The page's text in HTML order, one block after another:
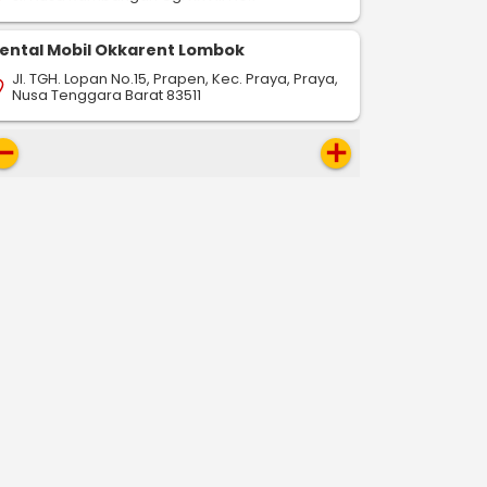
map 585 km
Pesan Sekarang
map 796 km
Mobil Okkarent Lombok
Jl. TGH. Lopan No.15, Prapen, Kec. Praya, Praya,
Nusa Tenggara Barat 83511
add